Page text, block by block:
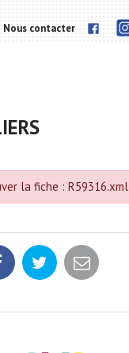
Nous contacter
Lien
la fiche : R59316.xml